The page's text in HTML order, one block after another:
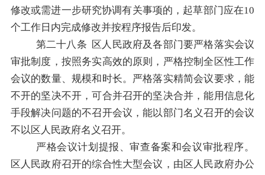
修改或需进一步研究协调有关事项的，起草部门应在10
个工作日内完成修改并按程序报告后印发。
第二十八条 区人民政府及各部门要严格落实会议
审批制度，按照务实高效的原则，严格控制全区性工作
会议的数量、规模和时长。严格落实精简会议要求，能
不开的坚决不开，可合并召开的坚决合并，能用信息化
手段解决问题的不召开会议，能以部门名义召开的会议
不以 区人民政府名义召开。
严格会议计划提报、审查备案和会议审批程序。
区人民政府召开的综合性大型会议，由 区人民政府办公